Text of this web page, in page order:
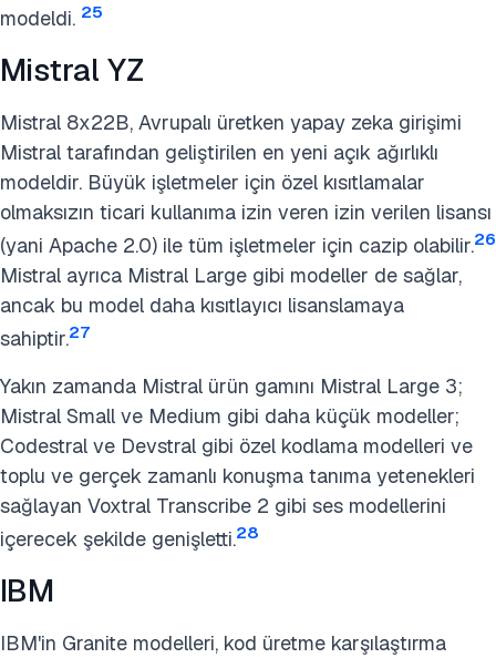
modeldi. 25
Mistral YZ
Mistral 8x22B, Avrupalı üretken yapay zeka girişimi
Mistral tarafından geliştirilen en yeni açık ağırlıklı
modeldir. Büyük işletmeler için özel kısıtlamalar
olmaksızın ticari kullanıma izin veren izin verilen lisansı
(yani Apache 2.0) ile tüm işletmeler için cazip olabilir.26
Mistral ayrıca Mistral Large gibi modeller de sağlar,
ancak bu model daha kısıtlayıcı lisanslamaya
sahiptir.27
Yakın zamanda Mistral ürün gamını Mistral Large 3;
Mistral Small ve Medium gibi daha küçük modeller;
Codestral ve Devstral gibi özel kodlama modelleri ve
toplu ve gerçek zamanlı konuşma tanıma yetenekleri
sağlayan Voxtral Transcribe 2 gibi ses modellerini
içerecek şekilde genişletti.28
IBM
IBM'in Granite modelleri, kod üretme karşılaştırma